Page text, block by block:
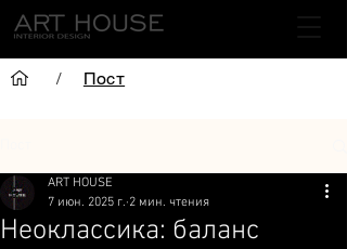
/ Пост
Неоклассика: баланс
ART HOUSE
7 июн. 2025 г. 2 мин. чтения